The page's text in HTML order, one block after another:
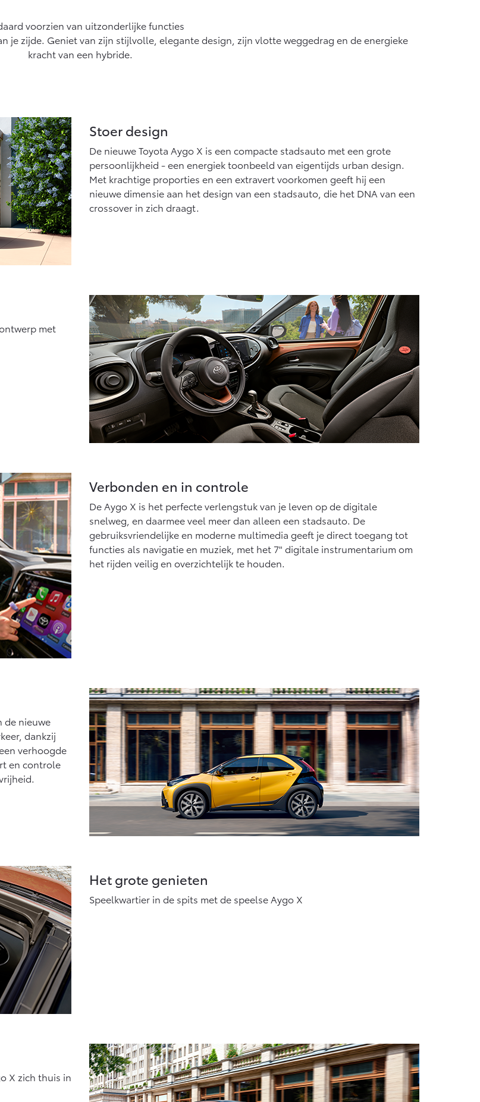
BTW)
Land Cruiser (excl.
BTW)
Vanaf € 89.986,-
voorzien van uitzonderlijke functies
je zijde. Geniet van zijn stijlvolle, elegante design, zijn vlotte weggedrag en de energieke
kracht van een hybride.
Stoer design
De nieuwe Toyota Aygo X is een compacte stadsauto met een grote
persoonlijkheid - een energiek toonbeeld van eigentijds urban design.
Met krachtige proporties en een extravert voorkomen geeft hij een
nieuwe dimensie aan het design van een stadsauto, die het DNA van een
crossover in zich draagt.
met
Verbonden en in controle
De Aygo X is het perfecte verlengstuk van je leven op de digitale
snelweg, en daarmee veel meer dan alleen een stadsauto. De
gebruiksvriendelijke en moderne multimedia geeft je direct toegang tot
functies als navigatie en muziek, met het 7" digitale instrumentarium om
het rijden veilig en overzichtelijk te houden.
de nieuwe
dankzij
verhoogde
en controle
Het grote genieten
Speelkwartier in de spits met de speelse Aygo X
X zich thuis in